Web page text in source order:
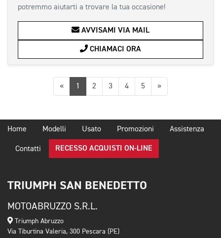
potremmo aiutarti a trovare la tua occasione!
AVVISAMI VIA MAIL
CHIAMACI ORA
«Precedente
1 2 3 4 5 »Successiva
Home Modelli Usato Promozioni Assistenza
Contatti RECESSO ACQUISTI ON-LINE
TRIUMPH SAN BENEDETTO
MOTOABRUZZO S.R.L.
Triumph Abruzzo
Via Tiburtina Valeria, 300 Pescara (PE)